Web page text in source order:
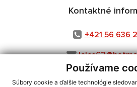
Používame
Súbory cookie a ďalšie technológie
Kontaktné
+421 56 636